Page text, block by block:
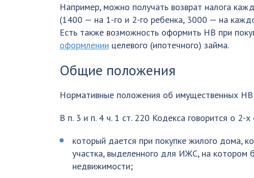
Например, можно получать возврат налога
(1400 — на 1-го и 2-го ребенка, 3000 — на
Есть также возможность оформить НВ при
оформлении целевого (ипотечного) займа.
Общие положения
Нормативные положения об имущественных НВ
В п. 3 и п. 4 ч. 1 ст. 220 Кодекса говорится о 2-
который дается при покупке жилого дома,
участка, выделенного для ИЖС, на котором
недвижимости;